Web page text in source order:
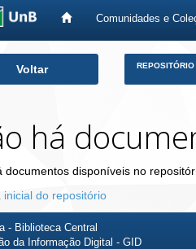
Comunidades e
Voltar
há
documentos disponíveis no
inicial do repositório
- Biblioteca Central
da Informação Digital - GID